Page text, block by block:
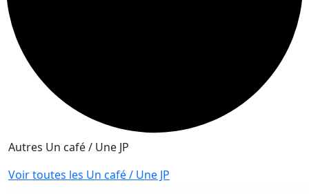
Autres Un café / Une JP
Voir toutes les Un café / Une JP